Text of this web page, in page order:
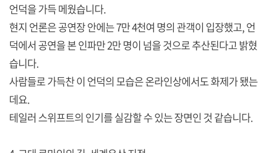
언덕을 가득 메웠습니다.
현지 언론은 공연장 안에는 7만 4천여 명의 관객이 입장했고, 언
덕에서 공연을 본 인파만 2만 명이 넘을 것으로 추산된다고 밝혔
습니다.
사람들로 가득찬 이 언덕의 모습은 온라인상에서도 화제가 됐는
데요.
테일러 스위프트의 인기를 실감할 수 있는 장면인 것 같습니다.